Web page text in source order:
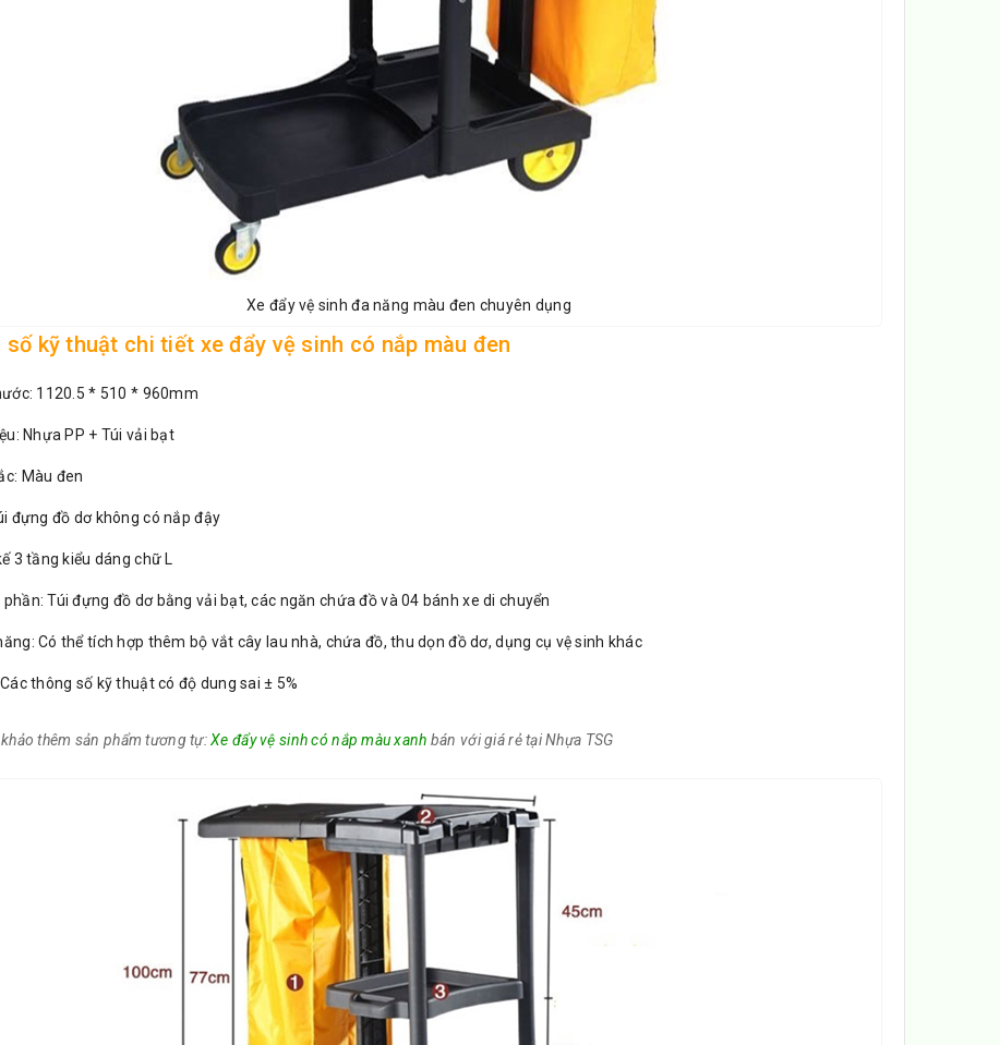
Xe đẩy vệ sinh đa năng màu đen chuyên dụng
số kỹ thuật chi tiết xe đẩy vệ sinh có nắp màu đen
1120.5 * 510 * 960mm
Nhựa PP + Túi vải bạt
Màu đen
đựng đồ dơ không có nắp đậy
3 tầng kiểu dáng chữ L
Túi đựng đồ dơ bằng vải bạt, các ngăn chứa đồ và 04 bánh xe di chuyển
Có thể tích hợp thêm bộ vắt cây lau nhà, chứa đồ, thu dọn đồ dơ, dụng cụ vệ sinh khác
thông số kỹ thuật có độ dung sai ± 5%
khảo thêm sản phẩm tương tự:Xe đẩy vệ sinh có nắp màu xanh bán với giá rẻ tại Nhựa TSG